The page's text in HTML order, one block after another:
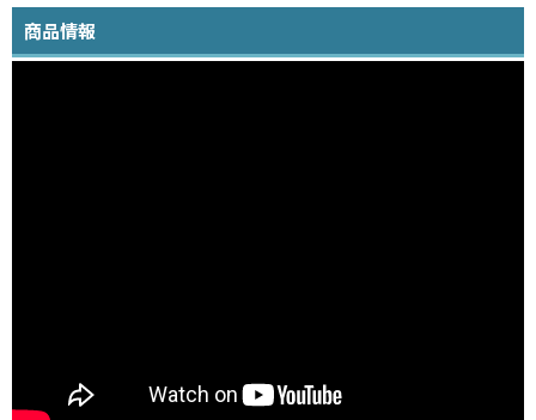
商品情報